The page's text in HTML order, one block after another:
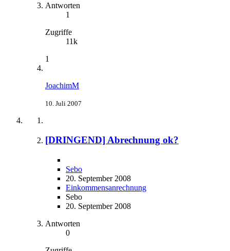
Antworten
1
Zugriffe
11k
1
JoachimM
10. Juli 2007
[DRINGEND] Abrechnung ok?
Sebo
20. September 2008
Einkommensanrechnung
Sebo
20. September 2008
Antworten
0